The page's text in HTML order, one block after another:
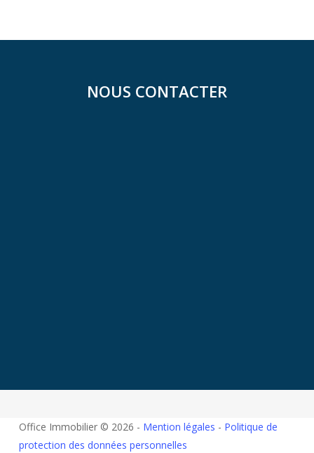
NOUS CONTACTER
Office Immobilier © 2026 - Mention légales - Politique de
protection des données personnelles